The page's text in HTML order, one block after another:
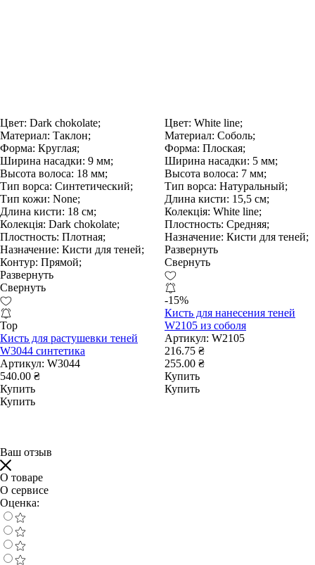
Цвет: Dark chokolate;
Материал: Таклон;
Форма: Круглая;
Ширина насадки: 9 мм;
Высота волоса: 18 мм;
Тип ворса: Синтетический;
Тип кожи: None;
Длина кисти: 18 см;
Колекція: Dark chokolate;
Плостность: Плотная;
Назначение: Кисти для теней;
Контур: Прямой;
Развернуть
Свернуть
Top
Кисть для растушевки теней
W3044 синтетика
Артикул: W3044
540.00 ₴
Купить
Купить
Цвет: White line;
Материал: Соболь;
Форма: Плоская;
Ширина насадки: 5 мм;
Высота волоса: 7 мм;
Тип ворса: Натуральный;
Длина кисти: 15,5 см;
Колекція: White line;
Плостность: Средняя;
Назначение: Кисти для теней;
Развернуть
Свернуть
-15%
Кисть для нанесения теней
W2105 из соболя
Артикул: W2105
216.75 ₴
255.00 ₴
Купить
Купить
Ваш отзыв
О товаре
О сервисе
Оценка: